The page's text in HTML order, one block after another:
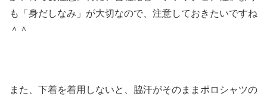
も「身だしなみ」が大切なので、注意しておきたいですね
＾＾
また、下着を着用しないと、脇汗がそのままポロシャツの